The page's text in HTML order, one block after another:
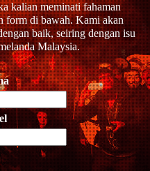
kalian meminati fahaman
form di bawah. Kami akan
baik, seiring dengan isu
Malaysia.